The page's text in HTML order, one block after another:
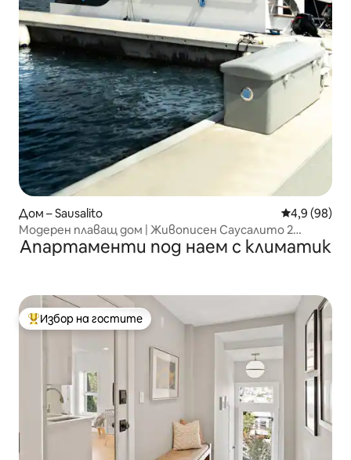
Дом – Sausalito Средна
4,9 (98)
Модерен плаващ дом | Живописен Саусалито 2
спални/1 баня
Апартаменти под наем с климатик
Най-популярен избор на гостите
Избор на гостите